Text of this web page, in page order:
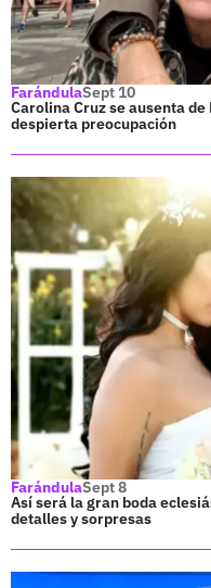
FarándulaSept 10
Carolina Cruz se ausenta
despierta preocupación
FarándulaSept 8
Así será la gran boda
detalles y sorpresas